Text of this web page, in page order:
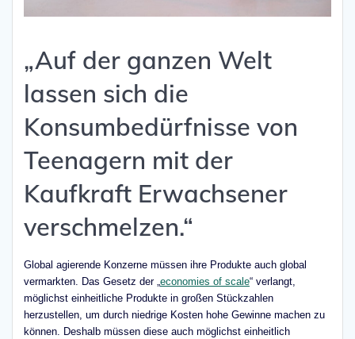
„Auf der ganzen Welt
lassen sich die
Konsumbedürfnisse von
Teenagern mit der
Kaufkraft Erwachsener
verschmelzen.“
Global agierende Konzerne müssen ihre Produkte auch global
vermarkten. Das Gesetz der „economies of scale“ verlangt,
möglichst einheitliche Produkte in großen Stückzahlen
herzustellen, um durch niedrige Kosten hohe Gewinne machen zu
können. Deshalb müssen diese auch möglichst einheitlich